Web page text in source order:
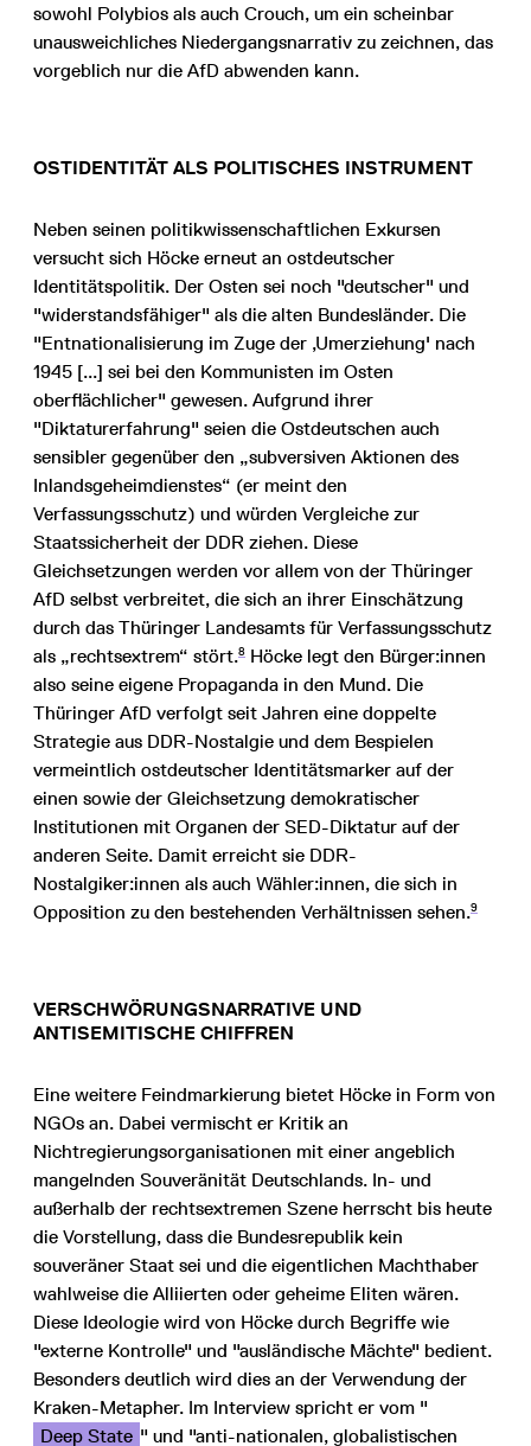
sowohl Polybios als auch Crouch, um ein scheinbar
unausweichliches Niedergangsnarrativ zu zeichnen, das
vorgeblich nur die AfD abwenden kann.
OSTIDENTITÄT ALS POLITISCHES INSTRUMENT
Neben seinen politikwissenschaftlichen Exkursen
versucht sich Höcke erneut an ostdeutscher
Identitätspolitik. Der Osten sei noch "deutscher" und
"widerstandsfähiger" als die alten Bundesländer. Die
"Entnationalisierung im Zuge der ‚Umerziehung' nach
1945 [...] sei bei den Kommunisten im Osten
oberflächlicher" gewesen. Aufgrund ihrer
"Diktaturerfahrung" seien die Ostdeutschen auch
sensibler gegenüber den „subversiven Aktionen des
Inlandsgeheimdienstes“ (er meint den
Verfassungsschutz) und würden Vergleiche zur
Staatssicherheit der DDR ziehen. Diese
Gleichsetzungen werden vor allem von der Thüringer
AfD selbst verbreitet, die sich an ihrer Einschätzung
durch das Thüringer Landesamts für Verfassungsschutz
als „rechtsextrem“ stört.8 Höcke legt den Bürger:innen
also seine eigene Propaganda in den Mund. Die
Thüringer AfD verfolgt seit Jahren eine doppelte
Strategie aus DDR-Nostalgie und dem Bespielen
vermeintlich ostdeutscher Identitätsmarker auf der
einen sowie der Gleichsetzung demokratischer
Institutionen mit Organen der SED-Diktatur auf der
anderen Seite. Damit erreicht sie DDR-
Nostalgiker:innen als auch Wähler:innen, die sich in
Opposition zu den bestehenden Verhältnissen sehen.9
VERSCHWÖRUNGSNARRATIVE UND
ANTISEMITISCHE CHIFFREN
Eine weitere Feindmarkierung bietet Höcke in Form von
NGOs an. Dabei vermischt er Kritik an
Nichtregierungsorganisationen mit einer angeblich
mangelnden Souveränität Deutschlands. In- und
außerhalb der rechtsextremen Szene herrscht bis heute
die Vorstellung, dass die Bundesrepublik kein
souveräner Staat sei und die eigentlichen Machthaber
wahlweise die Alliierten oder geheime Eliten wären.
Diese Ideologie wird von Höcke durch Begriffe wie
"externe Kontrolle" und "ausländische Mächte" bedient.
Besonders deutlich wird dies an der Verwendung der
Kraken-Metapher. Im Interview spricht er vom "
Deep State " und "anti-nationalen, globalistischen